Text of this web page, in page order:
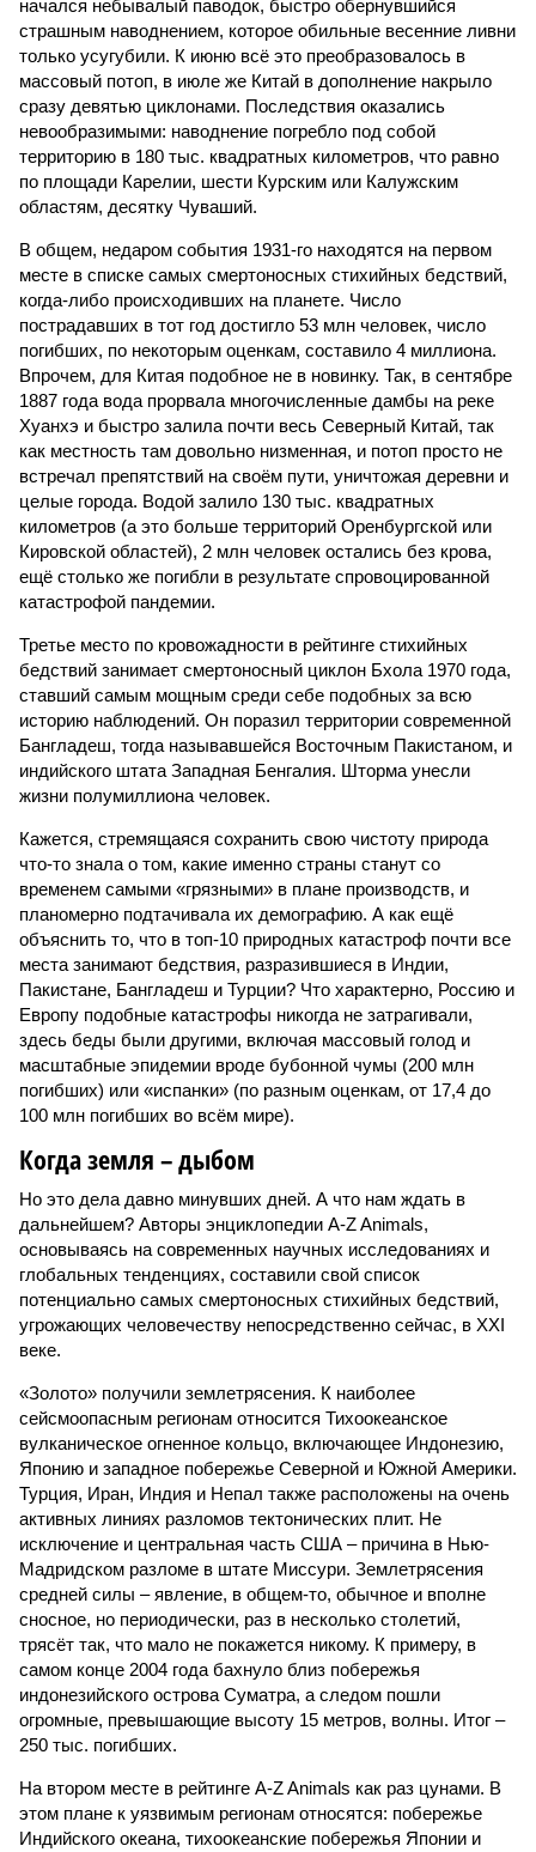
начался небывалый паводок, быстро обернувшийся
страшным наводнением, которое обильные весенние ливни
только усугубили. К июню всё это преобразовалось в
массовый потоп, в июле же Китай в дополнение накрыло
сразу девятью циклонами. Последствия оказались
невообразимыми: наводнение погребло под собой
территорию в 180 тыс. квадратных километров, что равно
по площади Карелии, шести Курским или Калужским
областям, десятку Чуваший.
В общем, недаром события 1931-го находятся на первом
месте в списке самых смертоносных стихийных бедствий,
когда-либо происходивших на планете. Число
пострадавших в тот год достигло 53 млн человек, число
погибших, по некоторым оценкам, составило 4 миллиона.
Впрочем, для Китая подобное не в новинку. Так, в сентябре
1887 года вода прорвала многочисленные дамбы на реке
Хуанхэ и быстро залила почти весь Северный Китай, так
как местность там довольно низменная, и потоп просто не
встречал препятствий на своём пути, уничтожая деревни и
целые города. Водой залило 130 тыс. квадратных
километров (а это больше территорий Оренбургской или
Кировской областей), 2 млн человек остались без крова,
ещё столько же погибли в результате спровоцированной
катастрофой пандемии.
Третье место по кровожадности в рейтинге стихийных
бедствий занимает смертоносный циклон Бхола 1970 года,
ставший самым мощным среди себе подобных за всю
историю наблюдений. Он поразил территории современной
Бангладеш, тогда называвшейся Восточным Пакистаном, и
индийского штата Западная Бенгалия. Шторма унесли
жизни полумиллиона человек.
Кажется, стремящаяся сохранить свою чистоту природа
что-то знала о том, какие именно страны станут со
временем самыми «грязными» в плане производств, и
планомерно подтачивала их демографию. А как ещё
объяснить то, что в топ-10 природных катастроф почти все
места занимают бедствия, разразившиеся в Индии,
Пакистане, Бангладеш и Турции? Что характерно, Россию и
Европу подобные катастрофы никогда не затрагивали,
здесь беды были другими, включая массовый голод и
масштабные эпидемии вроде бубонной чумы (200 млн
погибших) или «испанки» (по разным оценкам, от 17,4 до
100 млн погибших во всём мире).
Когда земля – дыбом
Но это дела давно минувших дней. А что нам ждать в
дальнейшем? Авторы энциклопедии A-Z Animals,
основываясь на современных научных исследованиях и
глобальных тенденциях, составили свой список
потенциально самых смертоносных стихийных бедствий,
угрожающих человечеству непосредственно сейчас, в XXI
веке.
«Золото» получили землетрясения. К наиболее
сейсмоопасным регионам относится Тихоокеанское
вулканическое огненное кольцо, включающее Индонезию,
Японию и западное побережье Северной и Южной Америки.
Турция, Иран, Индия и Непал также расположены на очень
активных линиях разломов тектонических плит. Не
исключение и центральная часть США – причина в Нью-
Мадридском разломе в штате Миссури. Землетрясения
средней силы – явление, в общем-то, обычное и вполне
сносное, но периодически, раз в несколько столетий,
трясёт так, что мало не покажется никому. К примеру, в
самом конце 2004 года бахнуло близ побережья
индонезийского острова Суматра, а следом пошли
огромные, превышающие высоту 15 метров, волны. Итог –
250 тыс. погибших.
На втором месте в рейтинге A-Z Animals как раз цунами. В
этом плане к уязвимым регионам относятся: побережье
Индийского океана, тихо­океанские побережья Японии и